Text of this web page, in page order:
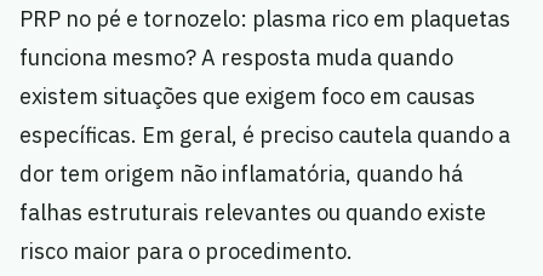
PRP no pé e tornozelo: plasma rico em plaquetas
funciona mesmo? A resposta muda quando
existem situações que exigem foco em causas
específicas. Em geral, é preciso cautela quando a
dor tem origem não inflamatória, quando há
falhas estruturais relevantes ou quando existe
risco maior para o procedimento.